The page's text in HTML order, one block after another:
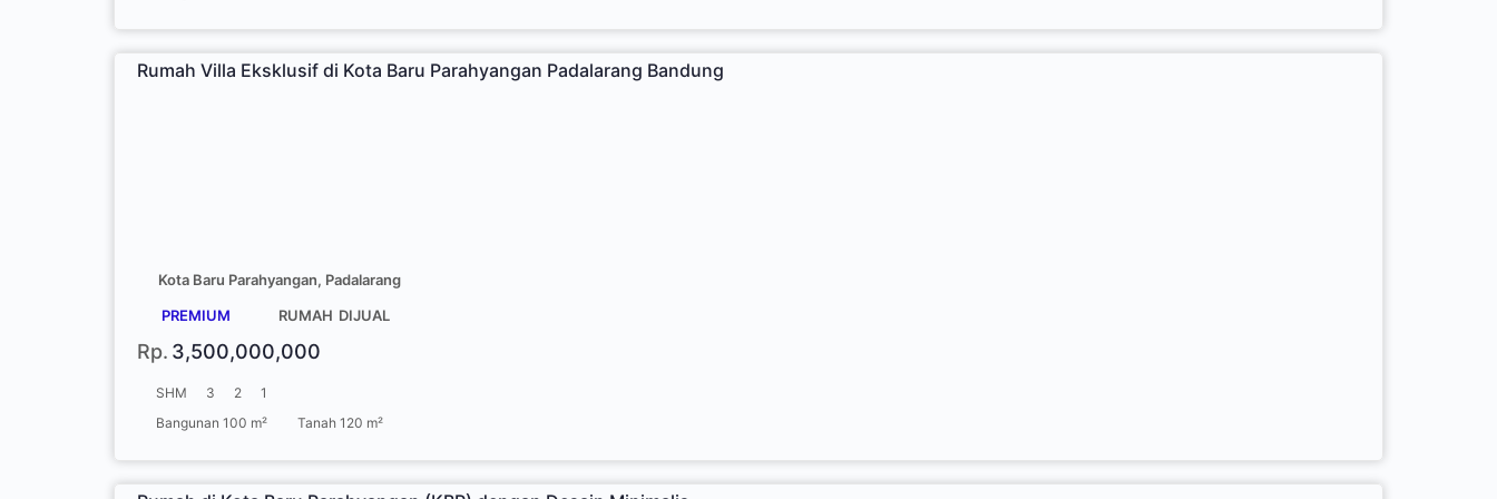
Rumah Villa Eksklusif di Kota Baru Parahyangan Padalarang Bandung
Kota Baru Parahyangan, Padalarang
PREMIUM
RUMAH DIJUAL
Rp. 3,500,000,000
SHM 3 2
1
Bangunan 100 m²
Tanah 120 m²